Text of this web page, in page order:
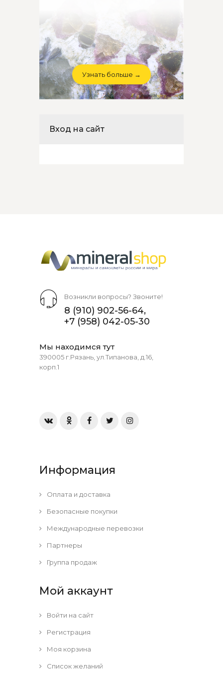
Узнать больше →
Вход на сайт
Возникли вопросы? Звоните!
8 (910) 902-56-64,
+7 (958) 042-05-30
Мы находимся тут
390005 г.Рязань, ул.Типанова, д.16,
корп.1
Информация
Оплата и доставка
Безопасные покупки
Международные перевозки
Партнеры
Группа продаж
Мой аккаунт
Войти на сайт
Регистрация
Моя корзина
Список желаний